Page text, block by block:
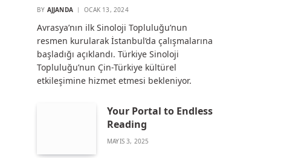
BY AJJANDA OCAK 13, 2024
Avrasya’nın ilk Sinoloji Topluluğu’nun
resmen kurularak İstanbul’da çalışmalarına
başladığı açıklandı. Türkiye Sinoloji
Topluluğu’nun Çin-Türkiye kültürel
etkileşimine hizmet etmesi bekleniyor.
Your Portal to Endless
Reading
MAYIS 3, 2025